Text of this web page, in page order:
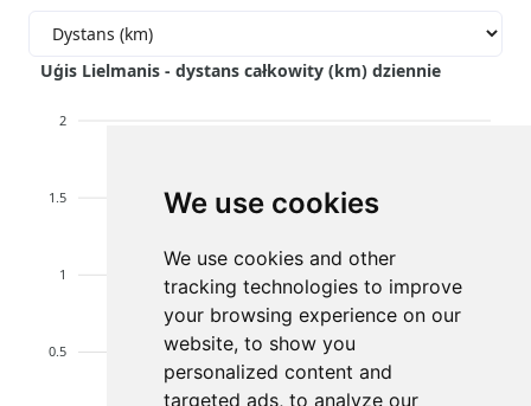
We use cookies
We use cookies and other
tracking technologies to improve
your browsing experience on our
website, to show you
personalized content and
targeted ads, to analyze our
Uģis Lielmanis - dystans całkowity (km) dziennie
2
1.5
1
0.5